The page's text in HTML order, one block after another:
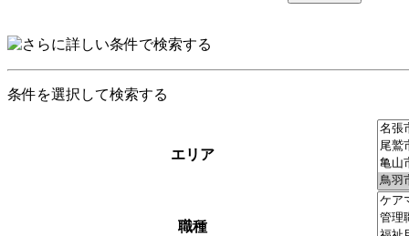
条件を選択して検索する
エリア
職種